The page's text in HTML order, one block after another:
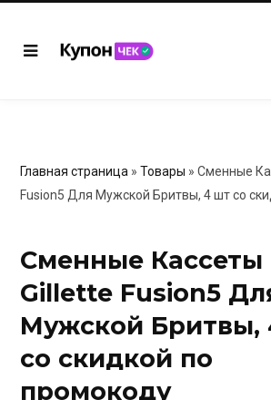
Главная страница » Товары » Сменные
Fusion5 Для Мужской Бритвы, 4 шт со
Сменные Кассеты
Gillette Fusion5
Мужской Бритвы,
со скидкой по
промокоду